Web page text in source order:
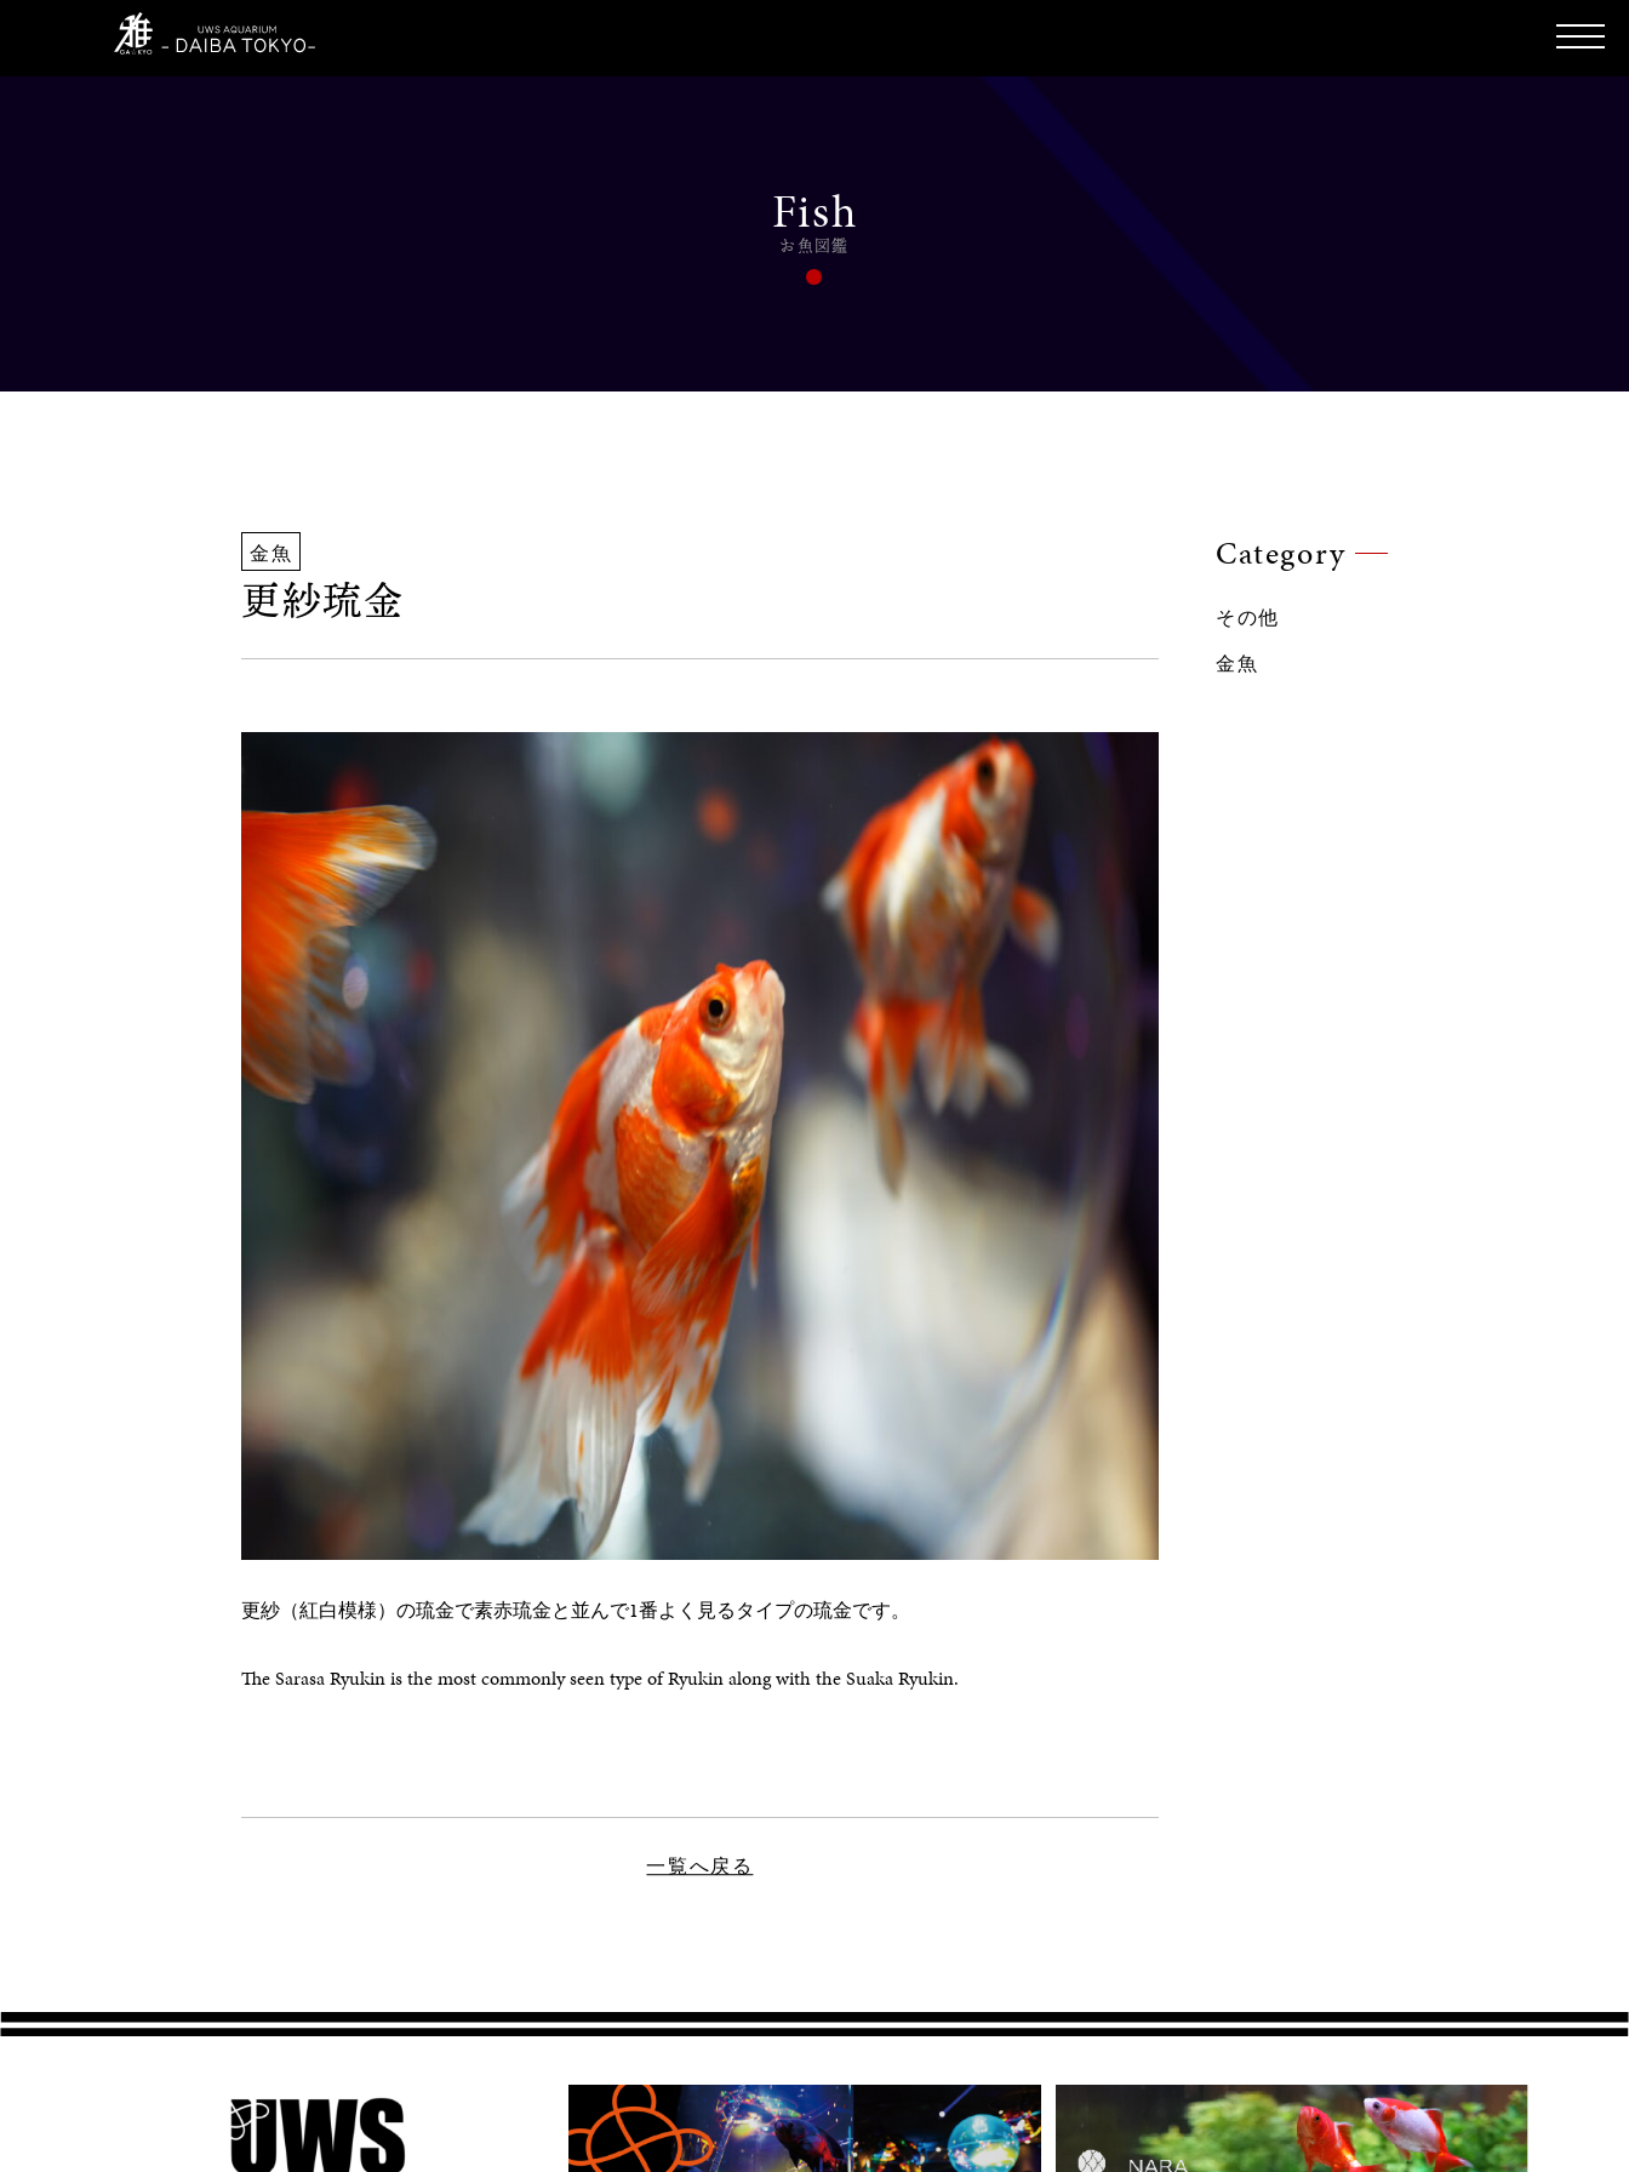
Fish
お魚図鑑
金魚
更紗琉金
更紗（紅白模様）の琉金で素赤琉金と並んで1番よく見るタイプの琉金です。
The Sarasa Ryukin is the most commonly seen type of Ryukin along with the Suaka Ryukin.
一覧へ戻る
Category
その他
金魚